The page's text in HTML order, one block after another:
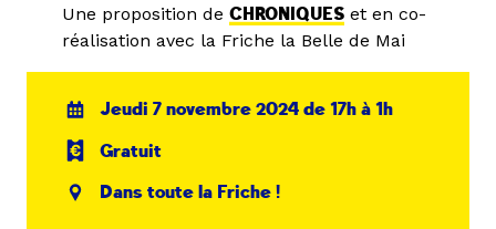
Une proposition de CHRONIQUES et en co-
réalisation avec la Friche la Belle de Mai
Jeudi 7 novembre 2024 de 17h à 1h
Gratuit
Dans toute la Friche !